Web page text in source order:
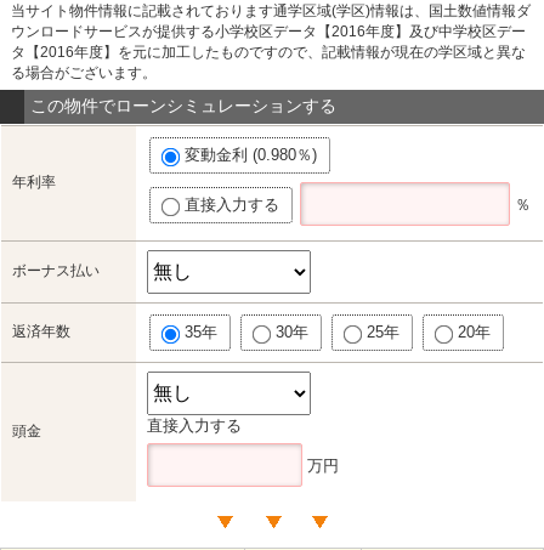
当サイト物件情報に記載されております通学区域(学区)情報は、国土数値情報ダ
ウンロードサービスが提供する小学校区データ【2016年度】及び中学校区デー
タ【2016年度】を元に加工したものですので、記載情報が現在の学区域と異な
る場合がございます。
この物件でローンシミュレーションする
年利率
変動金利 (0.980％)
直接入力する ％
ボーナス払い
返済年数 35年 30年 25年 20年
頭金 直接入力する
万円